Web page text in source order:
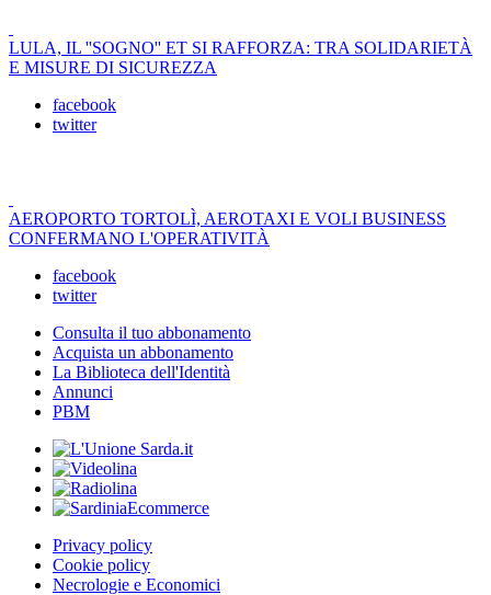
LULA, IL ''SOGNO'' ET SI RAFFORZA: TRA SOLIDARIETÀ
E MISURE DI SICUREZZA
facebook
twitter
AEROPORTO TORTOLÌ, AEROTAXI E VOLI BUSINESS
CONFERMANO L'OPERATIVITÀ
facebook
twitter
Consulta il tuo abbonamento
Acquista un abbonamento
La Biblioteca dell'Identità
Annunci
PBM
Privacy policy
Cookie policy
Necrologie e Economici